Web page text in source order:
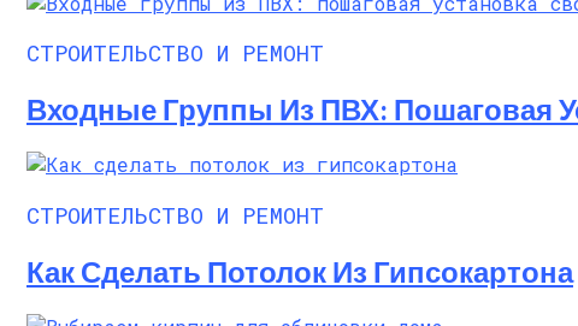
СТРОИТЕЛЬСТВО И РЕМОНТ
Входные Группы Из ПВХ: Пошаговая
СТРОИТЕЛЬСТВО И РЕМОНТ
Как Сделать Потолок Из Гипсокартона